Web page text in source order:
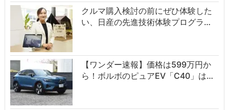
クルマ購入検討の前にぜひ体験した
い、日産の先進技術体験プログラ…
【ワンダー速報】価格は599万円か
ら！ボルボのピュアEV「C40」は…